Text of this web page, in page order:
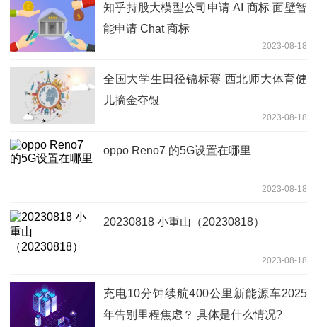
知乎持股大模型公司申请 AI 商标 面壁智
能申请 Chat 商标
2023-08-18
全国大学生田径锦标赛 西北师大体育健
儿摘金夺银
2023-08-18
oppo Reno7 的5G设置在哪里
2023-08-18
20230818 小重山（20230818）
2023-08-18
充电10分钟续航400公里新能源车2025
年告别里程焦虑？ 具体是什么情况?